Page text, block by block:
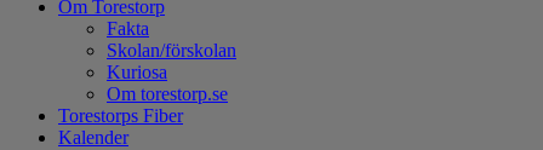
Om Torestorp
Fakta
Skolan/förskolan
Kuriosa
Om torestorp.se
Torestorps Fiber
Kalender